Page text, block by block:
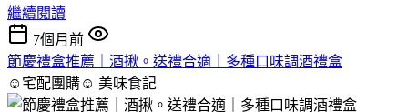
繼續閱讀
7個月前
節慶禮盒推薦｜酒揪。送禮合適｜多種口味調酒禮盒
☺宅配團購☺ 美味食記